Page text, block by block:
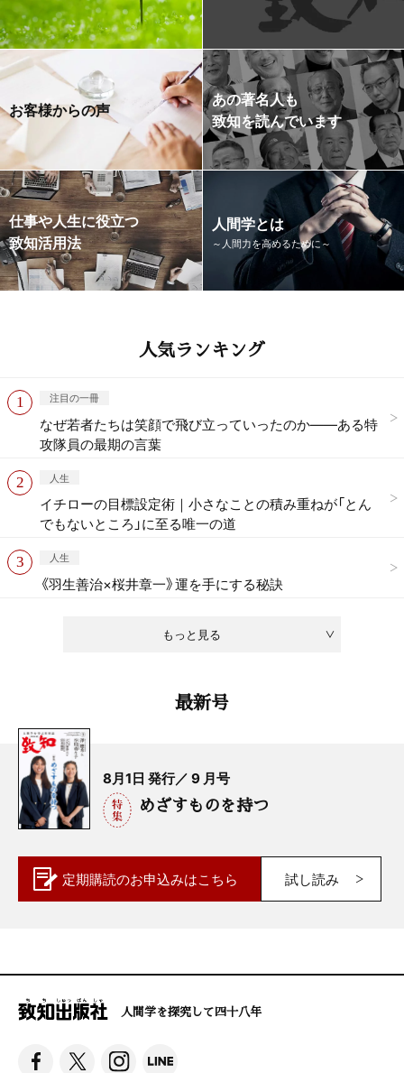
お客様からの声
あの著名人も
致知を読んでいます
仕事や人生に役立つ
致知活用法
人間学とは
～人間力を高めるために～
人気ランキング
もっと見る
注目の一冊
なぜ若者たちは笑顔で飛び立っていったのか——ある特
攻隊員の最期の言葉
人生
イチローの目標設定術｜小さなことの積み重ねが「とん
でもないところ」に至る唯一の道
人生
《羽生善治×桜井章一》運を手にする秘訣
最新号
8月1日 発行／ 9 月号
めざすものを持つ
定期購読のお申込みはこちら 試し読み
人間学を探究して四十八年